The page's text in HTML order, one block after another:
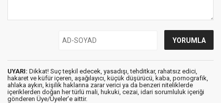
UYARI: Dikkat! Suç teşkil edecek, yasadışı, tehditkar, rahatsız edici,
hakaret ve küfür içeren, aşağılayıcı, küçük düşürücü, kaba, pornografik,
ahlaka aykırı, kişilik haklarına zarar verici ya da benzeri niteliklerde
içeriklerden doğan her türlü mali, hukuki, cezai, idari sorumluluk içeriği
gönderen Üye/Üyeler’e aittir.